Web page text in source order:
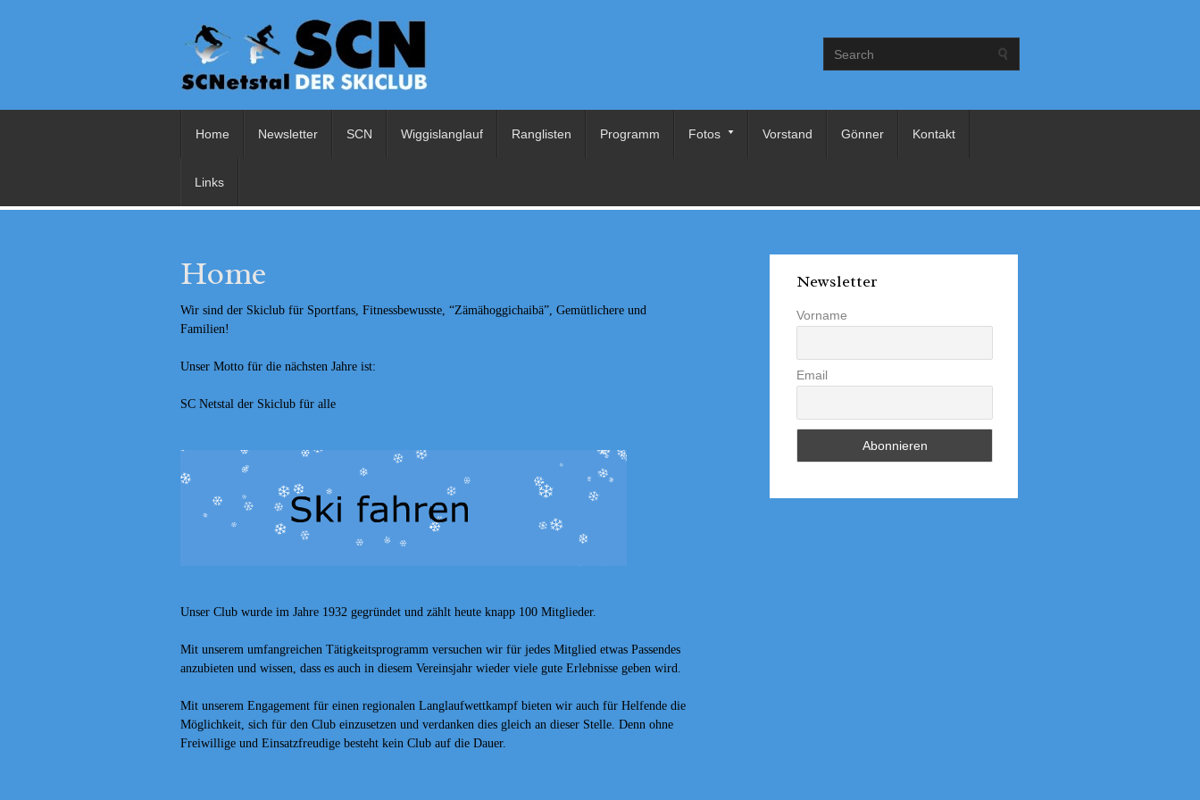
Home Newsletter SCN Wiggislanglauf Ranglisten Programm Fotos Vorstand Gönner Kontakt
Links
Home
Wir sind der Skiclub für Sportfans, Fitnessbewusste, “Zämähoggichaibä”, Gemütlichere und
Familien!
Unser Motto für die nächsten Jahre ist:
SC Netstal der Skiclub für alle
Unser Club wurde im Jahre 1932 gegründet und zählt heute knapp 100 Mitglieder.
Mit unserem umfangreichen Tätigkeitsprogramm versuchen wir für jedes Mitglied etwas Passendes
anzubieten und wissen, dass es auch in diesem Vereinsjahr wieder viele gute Erlebnisse geben wird.
Mit unserem Engagement für einen regionalen Langlaufwettkampf bieten wir auch für Helfende die
Möglichkeit, sich für den Club einzusetzen und verdanken dies gleich an dieser Stelle. Denn ohne
Freiwillige und Einsatzfreudige besteht kein Club auf die Dauer.
Newsletter
Vorname
Email